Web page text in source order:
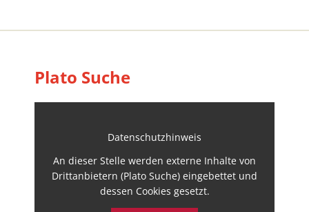
Plato Suche
Datenschutzhinweis
An dieser Stelle werden externe Inhalte von
Drittanbietern (Plato Suche) eingebettet und
dessen Cookies gesetzt.